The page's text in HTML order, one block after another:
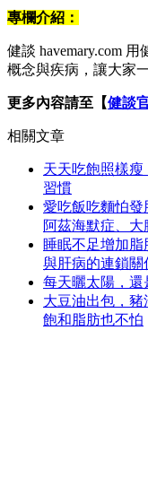
專欄介紹：
健談 havemary.com
概念與疾病，讓大家
更多內容請至【健談
相關文章
天天吃飽照樣
習慣
愛吃飯吃麵怕
阿茲海默症、大
睡眠不足增加
與肝病的連鎖關
每天曬太陽，
大豆油出包，豬
飽和脂肪也不怕